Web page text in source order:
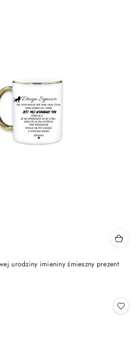
urodziny imieniny śmieszny prezent